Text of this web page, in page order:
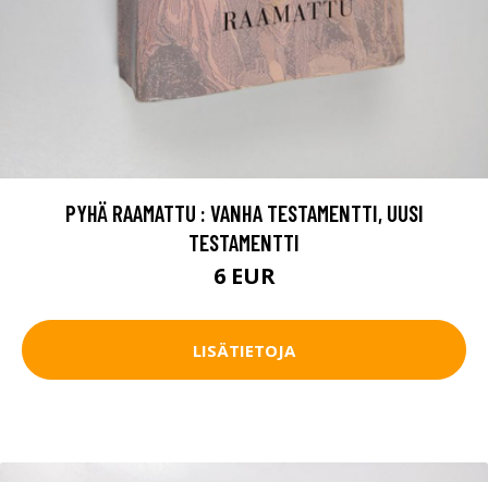
PYHÄ RAAMATTU : VANHA TESTAMENTTI, UUSI
TESTAMENTTI
6 EUR
LISÄTIETOJA